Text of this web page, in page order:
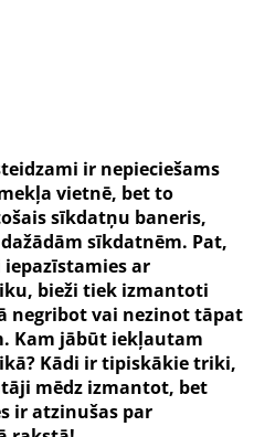
ir nepieciešams
vietnē, bet to
sīkdatņu baneris,
sīkdatnēm. Pat,
ar
bieži tiek izmantoti
negribot vai nezinot tāpat
Kam jābūt iekļautam
Kādi ir tipiskākie triki,
mēdz izmantot, bet
ir atzinušas par